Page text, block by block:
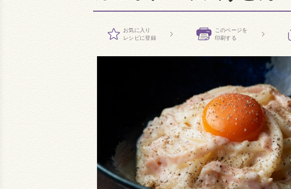
お気に入り
レシピに登録
このページを
印刷する